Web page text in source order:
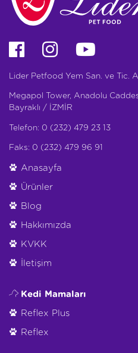
Lider Petfood Yem San. ve Tic.
Megapol Tower, Anadolu
Bayraklı / İZMİR
Telefon: 0 (232) 479 23 13
Faks: 0 (232) 479 96 91
Anasayfa
Ürünler
Blog
Hakkımızda
KVKK
İletişim
Kedi Mamaları
Reflex Plus
Reflex